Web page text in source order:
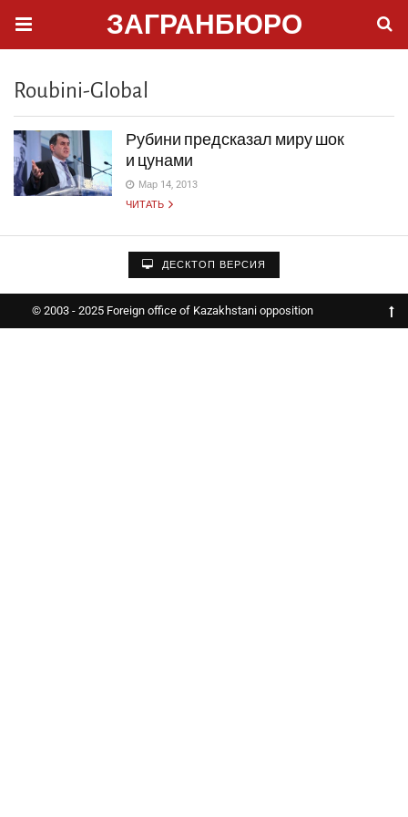
ЗАГРАНБЮРО
Roubini-Global
Рубини предсказал миру шок
и цунами
Мар 14, 2013
ЧИТАТЬ
ДЕСКТОП ВЕРСИЯ
© 2003 - 2025 Foreign office of Kazakhstani opposition